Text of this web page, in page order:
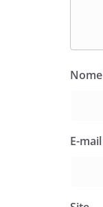
Nome
E-mail